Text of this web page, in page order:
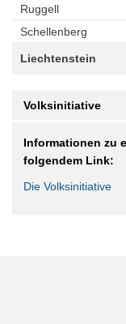
Ruggell
Schellenberg
Liechtenstein
Volksinitiative
Informationen zu
folgendem Link:
Die Volksinitiative